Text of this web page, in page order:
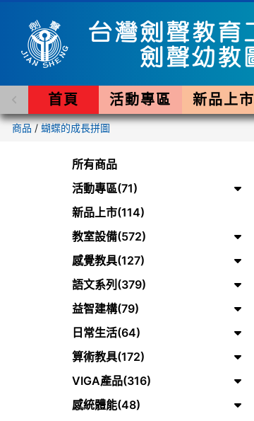
首頁 活動專區 新品上市
商品 / 蝴蝶的成長拼圖
所有商品
活動專區(71)
新品上市(114)
教室設備(572)
感覺教具(127)
語文系列(379)
益智建構(79)
日常生活(64)
算術教具(172)
VIGA產品(316)
感統體能(48)